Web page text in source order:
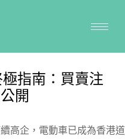
指南：買賣注
開
高企，電動車已成為香港道